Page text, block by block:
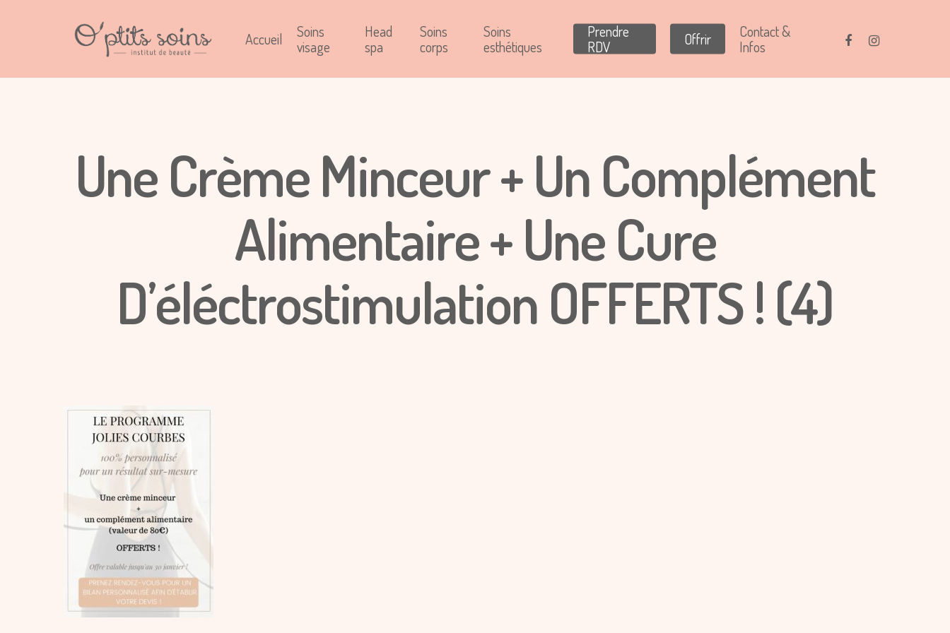
Accueil
Soins
visage
Head
spa
Soins
corps
Soins
esthétiques
Prendre
RDV
Offrir
Contact &
Infos
Une Crème Minceur + Un Complément
Alimentaire + Une Cure
D’éléctrostimulation OFFERTS ! (4)